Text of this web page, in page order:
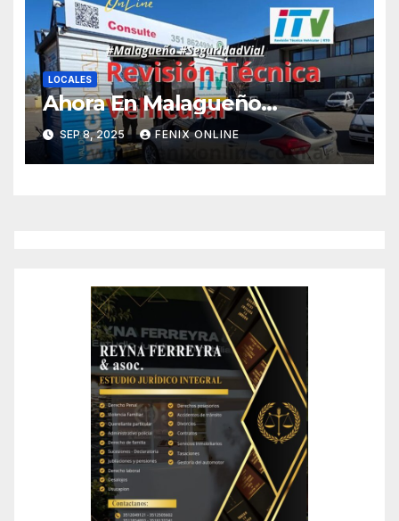
LOCALES
Ahora En Malagueño…
SEP 8, 2025 FENIX ONLINE